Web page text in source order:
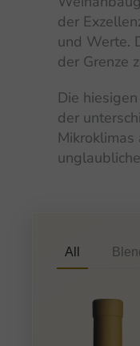
der
und Werte.
der Grenze
Die
der
All